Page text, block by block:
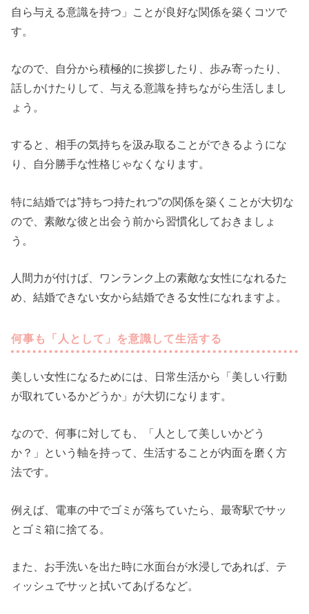
自ら与える意識を持つ」ことが良好な関係を築くコツで
す。
なので、自分から積極的に挨拶したり、歩み寄ったり、
話しかけたりして、与える意識を持ちながら生活しまし
ょう。
すると、相手の気持ちを汲み取ることができるようにな
り、自分勝手な性格じゃなくなります。
特に結婚では”持ちつ持たれつ”の関係を築くことが大切な
ので、素敵な彼と出会う前から習慣化しておきましょ
う。
人間力が付けば、ワンランク上の素敵な女性になれるた
め、結婚できない女から結婚できる女性になれますよ。
何事も「人として」を意識して生活する
美しい女性になるためには、日常生活から「美しい行動
が取れているかどうか」が大切になります。
なので、何事に対しても、「人として美しいかどう
か？」という軸を持って、生活することが内面を磨く方
法です。
例えば、電車の中でゴミが落ちていたら、最寄駅でサッ
とゴミ箱に捨てる。
また、お手洗いを出た時に水面台が水浸しであれば、テ
ィッシュでサッと拭いてあげるなど。